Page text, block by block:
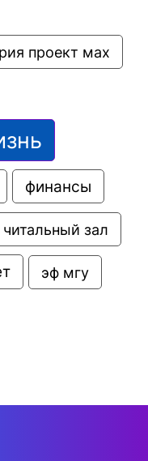
проект мах
финансы
читальный зал
эф мгу